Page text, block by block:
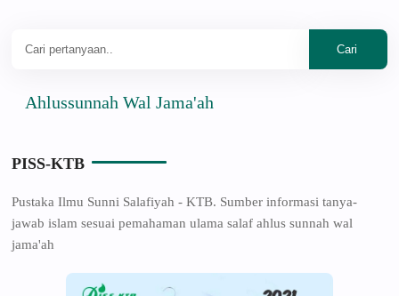
Wal Jama'ah
PISS-KTB
Pustaka Ilmu Sunni Salafiyah - KTB. Sumber informasi tanya-
jawab islam sesuai pemahaman ulama salaf ahlus sunnah wal
jama'ah